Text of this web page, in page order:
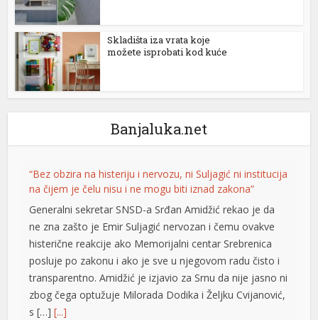
Skladišta iza vrata koje
možete isprobati kod kuće
Banjaluka.net
“Bez obzira na histeriju i nervozu, ni Suljagić ni institucija
na čijem je čelu nisu i ne mogu biti iznad zakona”
Generalni sekretar SNSD-a Srđan Amidžić rekao je da
ne zna zašto je Emir Suljagić nervozan i čemu ovakve
histerične reakcije ako Memorijalni centar Srebrenica
posluje po zakonu i ako je sve u njegovom radu čisto i
transparentno. Amidžić je izjavio za Srnu da nije jasno ni
zbog čega optužuje Milorada Dodika i Željku Cvijanović,
s […][...]